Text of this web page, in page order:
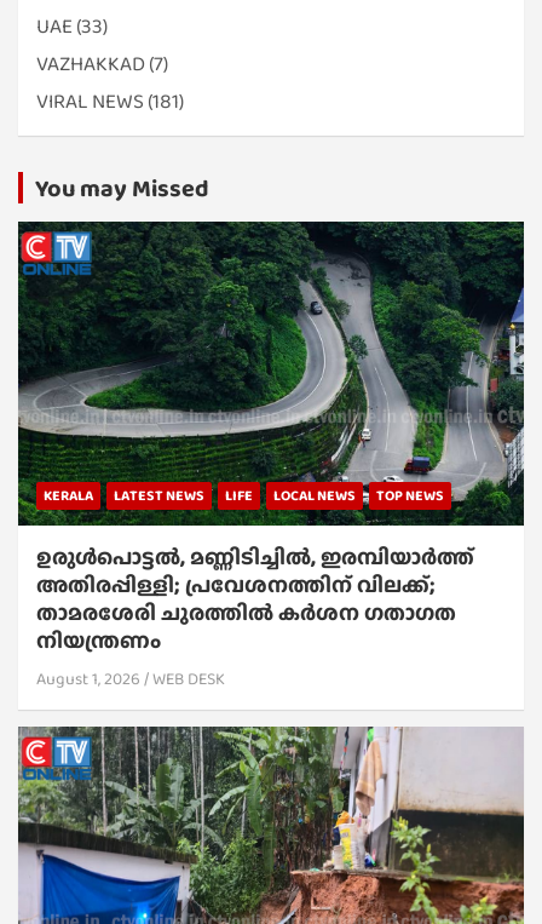
UAE (33)
VAZHAKKAD(7)
VIRAL NEWS (181)
You may Missed
KERALA LATEST NEWS LIFE LOCAL NEWS TOP NEWS
ഉരുൾപൊട്ടൽ, മണ്ണിടിച്ചിൽ, ഇരമ്പിയാര്‍ത്ത്
അതിരപ്പിള്ളി; പ്രവേശനത്തിന് വിലക്ക്;
താമരശേരി ചുരത്തില്‍ കര്‍ശന ഗതാഗത
നിയന്ത്രണം
August 1, 2026 WEB DESK